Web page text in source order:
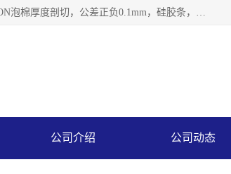
深圳市利源胶粘制品有限公司专业生产，井上泡棉，CR泡棉，EPDM泡棉，PORON泡棉厚度剖切，公差正负0.1mm，硅胶条，脚垫，异形一次成型，雕刻EVA海绵；包装材料:精密仪器、医疗器具、运输时缓冲、防震材料。建筑:住房装潢材料、房屋门窗密封；轻便、强韧性：轻便并且具有较强的韧性，良好的耐油性与耐溶剂性。隔热性：导热性低具有优越的保温性，具有的回弹性。
公司介绍 公司动态